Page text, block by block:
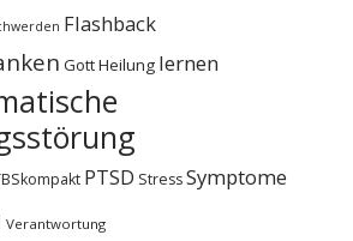
Flashback
GottHeilung lernen
PTSD StressSymptome
Verantwortung